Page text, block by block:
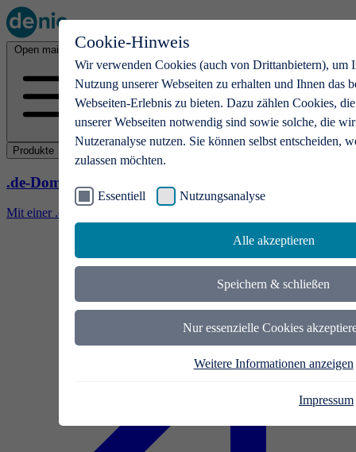
Cookie-Hinweis
Wir verwenden Cookies (auch von Drittanbietern), um
Nutzung unserer Webseiten zu erhalten und Ihnen das
Webseiten-Erlebnis zu bieten. Dazu zählen Cookies,
unserer Webseiten notwendig sind sowie solche, die
Nutzeranalyse nutzen. Sie können selbst entscheiden,
zulassen möchten.
Essentiell Nutzungsanalyse
Alle akzeptieren
Speichern & schließen
Nur essenzielle Cookies
Weitere Informationen anzeigen
Impressum
Open main menu
Produkte
.de-Domains
Mit einer .de-Domain erhalten Ideen eine Bühne